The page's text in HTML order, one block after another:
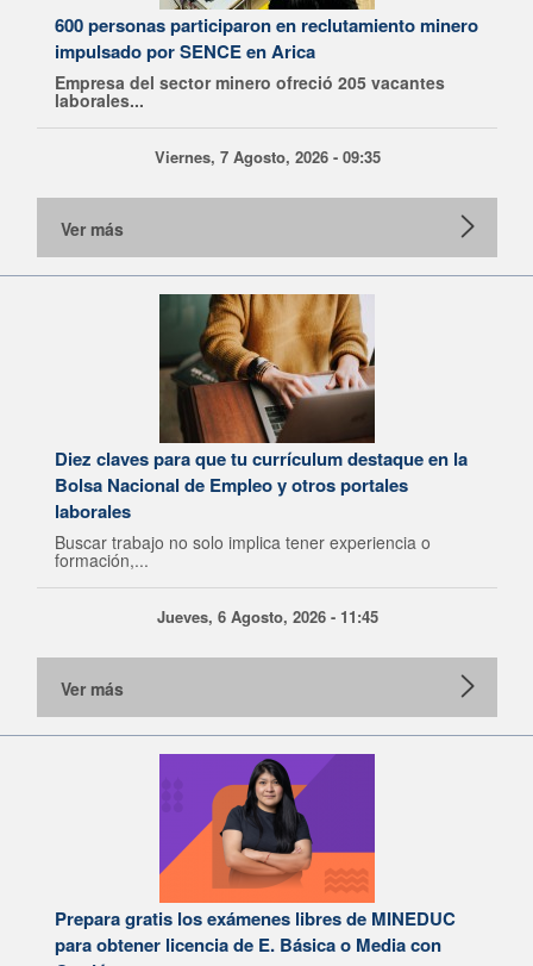
600 personas participaron en reclutamiento minero
impulsado por SENCE en Arica
Empresa del sector minero ofreció 205 vacantes
laborales...
Viernes, 7 Agosto, 2026 - 09:35
Ver más
Diez claves para que tu currículum destaque en la
Bolsa Nacional de Empleo y otros portales
laborales
Buscar trabajo no solo implica tener experiencia o
formación,...
Jueves, 6 Agosto, 2026 - 11:45
Ver más
Prepara gratis los exámenes libres de MINEDUC
para obtener licencia de E. Básica o Media con